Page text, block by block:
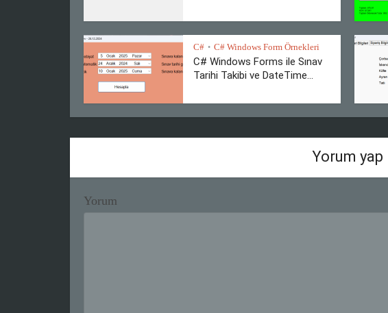
C# • C# Windows Form Örnekleri
C# Windows Forms ile Sınav
Tarihi Takibi ve DateTime...
Yorum yap
Yorum